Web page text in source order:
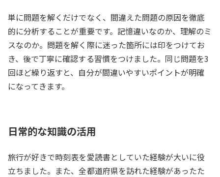
単に問題を解くだけでなく、間違えた問題の原因を徹底
的に分析することが重要です。記憶違いなのか、理解のミ
スなのか。問題を解く際に迷った箇所には印をつけてお
き、後で丁寧に確認する習慣をつけました。同じ問題を3
回ほど繰り返すと、自分が間違いやすいポイントが明確
になってきます。
日常的な知識の活用
旅行が好きで時刻表を愛読書としていた経験が大いに役
立ちました。また、全都道府県を訪れた経験があったた